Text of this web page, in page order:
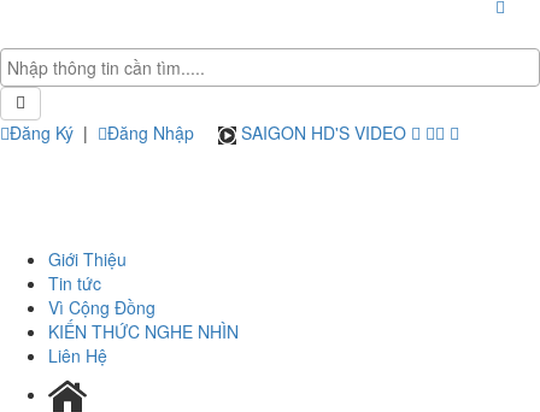
Đăng Ký | Đăng Nhập SAIGON HD'S VIDEO
Giới Thiệu
Tin tức
Vì Cộng Đồng
KIẾN THỨC NGHE NHÌN
Liên Hệ